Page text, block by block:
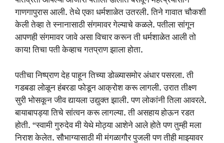
गाणगापुरास आली. तेथे एका धर्मशाळेत उतरली. तिने गावात चौकशी
केली तेव्हा ते स्नानासाठी संगमावर गेल्याचे कळले. पतीला सांगून
आपणही संगमावर जावे असा विचार करून ती धर्मशाळेत आली तो
काय! तिचा पती केव्हाच गतप्राण झाला होता.
पतीचा निष्प्राण देह पाहून तिच्या डोळ्यासमोर अंधार पसरला. ती
गडबडा लोळून हंबरडा फोडून आक्रोश करू लागली. उरात तीक्ष्ण
सुरी भोसकून जीव द्यायला उद्युक्त झाली. पण लोकांनी तिला आवरले.
बायाबापड्या तिचे सांत्वन करू लागल्या. ती असहाय होऊन रडत
होती. “स्वामी गुरुदेव मी येथे मोठ्या आशेने आले होते पण तुम्ही मला
निराश केलेत. सौभाग्यासाठी मी मंगळागौर पुजली पण तीही माझ्यावर